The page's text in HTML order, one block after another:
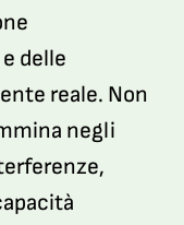
delle
reale. Non
negli